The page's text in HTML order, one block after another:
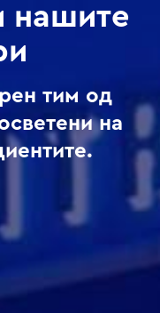
нашите
тим од
на